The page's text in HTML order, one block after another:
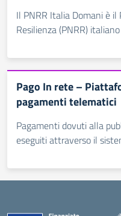
Il PNRR Italia Domani è il
Resilienza (PNRR) italiano
Pago In rete –
pagamenti telematici
Pagamenti dovuti alla
eseguiti attraverso il